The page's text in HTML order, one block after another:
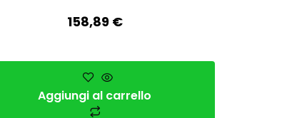
158,89 €
Aggiungi al carrello